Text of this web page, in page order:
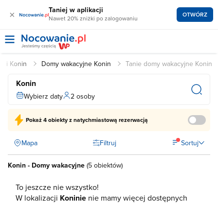
× Taniej w aplikacji
Nawet 20% zniżki po zalogowaniu OTWÓRZ
Konin Domy wakacyjne Konin Tanie domy wakacyjne Konin
Konin
Wybierz daty 2 osoby
Pokaż4 obiektyz natychmiastową rezerwacją
Mapa Filtruj Sortuj
Konin - Domy wakacyjne (5 obiektów)
To jeszcze nie wszystko!
W lokalizacji Koninie nie mamy więcej dostępnych